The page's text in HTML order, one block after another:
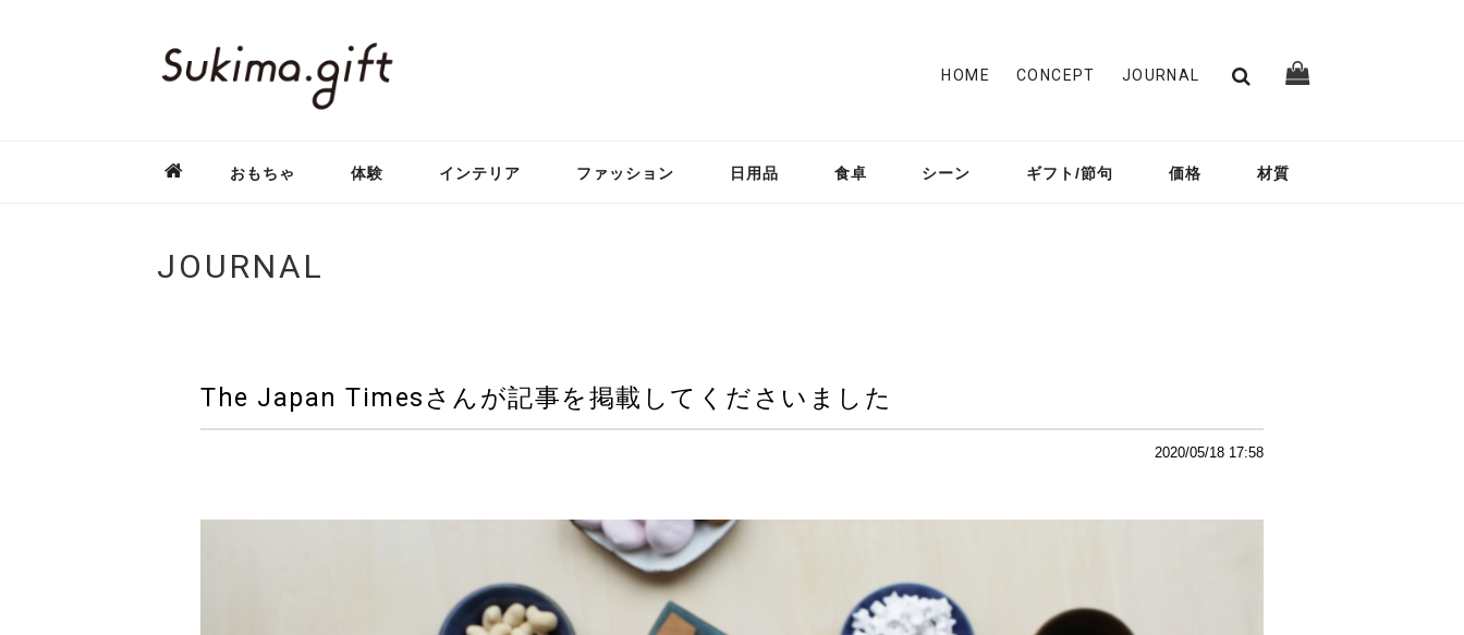
HOME CONCEPT JOURNAL
おもちゃ 体験 インテリア ファッション 日用品 食卓 シーン ギフト/節句 価格 材質
JOURNAL
The Japan Timesさんが記事を掲載してくださいました
2020/05/18 17:58